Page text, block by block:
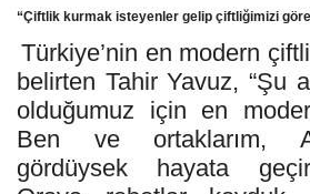
“Çiftlik kurmak isteyenler gelip çiftliğimizi
Türkiye’nin en modern
belirten Tahir Yavuz, “Şu
olduğumuz için en
Ben ve ortaklarım,
gördüysek hayata